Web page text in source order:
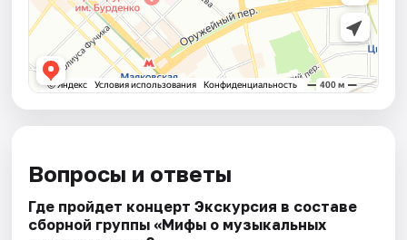
Вопросы и ответы
Где пройдет концерт Экскурсия в составе
сборной группы «Мифы о музыкальных